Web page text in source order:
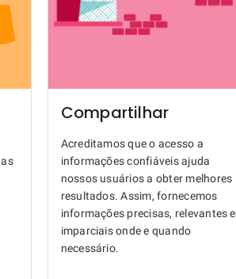
Compartilhar
Acreditamos que o acesso a
informações confiáveis ajuda
nossos usuários a obter melhores
resultados. Assim, fornecemos
informações precisas, relevantes e
imparciais onde e quando
necessário.